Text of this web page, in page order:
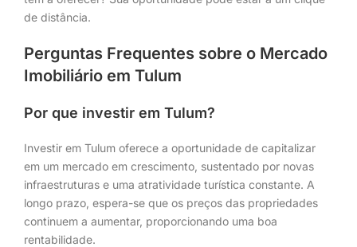
de distância.
Perguntas Frequentes sobre o Mercado
Imobiliário em Tulum
Por que investir em Tulum?
Investir em Tulum oferece a oportunidade de capitalizar
em um mercado em crescimento, sustentado por novas
infraestruturas e uma atratividade turística constante. A
longo prazo, espera-se que os preços das propriedades
continuem a aumentar, proporcionando uma boa
rentabilidade.